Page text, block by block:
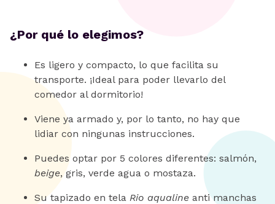
¿Por qué lo elegimos?
Es ligero y compacto, lo que facilita su
transporte. ¡Ideal para poder llevarlo del
comedor al dormitorio!
Viene ya armado y, por lo tanto, no hay que
lidiar con ningunas instrucciones.
Puedes optar por 5 colores diferentes: salmón,
beige, gris, verde agua o mostaza.
Su tapizado en tela Rio aqualine anti manchas